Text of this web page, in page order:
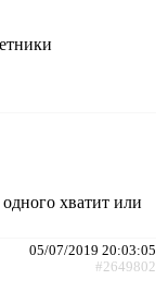
хватит или
05/07/2019 20:03:05
#2649802